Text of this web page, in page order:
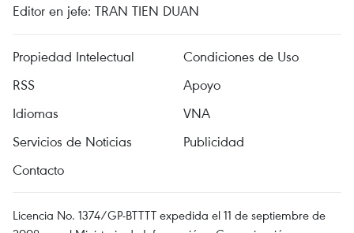
Editor en jefe: TRAN TIEN DUAN
Propiedad Intelectual
Condiciones de Uso
RSS
Apoyo
Idiomas
VNA
Servicios de Noticias
Publicidad
Contacto
Licencia No. 1374/GP-BTTTT expedida el 11 de septiembre de